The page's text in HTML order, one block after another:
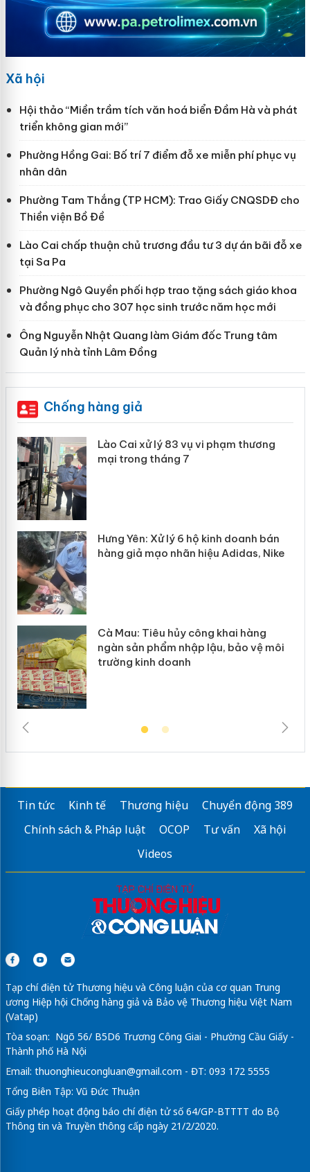
Xã hội
Hội thảo “Miền trầm tích văn hoá biển Đầm Hà và phát
triển không gian mới”
Phường Hồng Gai: Bố trí 7 điểm đỗ xe miễn phí phục vụ
nhân dân
Phường Tam Thắng (TP HCM): Trao Giấy CNQSDĐ cho
Thiền viện Bồ Đề
Lào Cai chấp thuận chủ trương đầu tư 3 dự án bãi đỗ xe
tại Sa Pa
Phường Ngô Quyền phối hợp trao tặng sách giáo khoa
và đồng phục cho 307 học sinh trước năm học mới
Ông Nguyễn Nhật Quang làm Giám đốc Trung tâm
Quản lý nhà tỉnh Lâm Đồng
Chống hàng giả
Lào Cai xử lý 83 vụ vi phạm thương
mại trong tháng 7
Hưng Yên: Xử lý 6 hộ kinh doanh bán
hàng giả mạo nhãn hiệu Adidas, Nike
Cà Mau: Tiêu hủy công khai hàng
ngàn sản phẩm nhập lậu, bảo vệ môi
trường kinh doanh
Tin tức Kinh tế Thương hiệu
Chuyển động 389
Chính sách & Pháp luật
OCOP Tư vấn
Xã hội
Videos
Tạp chí điện tử Thương hiệu và Công luận của cơ quan Trung
ương Hiệp hội Chống hàng giả và Bảo vệ Thương hiệu Việt Nam
(Vatap)
Tòa soạn: Ngõ 56/ B5D6 Trương Công Giai - Phường Cầu Giấy -
Thành phố Hà Nội
Email: thuonghieucongluan@gmail.com - ĐT: 093 172 5555
Tổng Biên Tập: Vũ Đức Thuận
Giấy phép hoạt động báo chí điện tử số 64/GP-BTTTT do Bộ
Thông tin và Truyền thông cấp ngày 21/2/2020.